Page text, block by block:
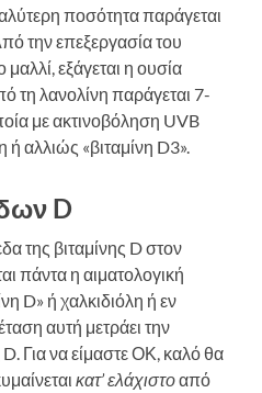
ποσότητα παράγεται
την επεξεργασία του
εξάγεται η ουσία
τη λανολίνη παράγεται 7-
με ακτινοβόληση UVB
αλλιώς «βιταμίνη D3».
D
της βιταμίνης D στον
πάντα η αιματολογική
D» ή χαλκιδιόλη ή εν
αυτή μετράει την
Για να είμαστε ΟΚ, καλό θα
κατ’ ελάχιστοαπό